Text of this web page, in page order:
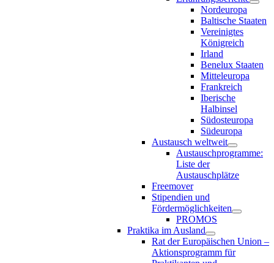
Nordeuropa
Baltische Staaten
Vereinigtes
Königreich
Irland
Benelux Staaten
Mitteleuropa
Frankreich
Iberische
Halbinsel
Südosteuropa
Südeuropa
Austausch weltweit
Austauschprogramme:
Liste der
Austauschplätze
Freemover
Stipendien und
Fördermöglichkeiten
PROMOS
Praktika im Ausland
Rat der Europäischen Union –
Aktionsprogramm für